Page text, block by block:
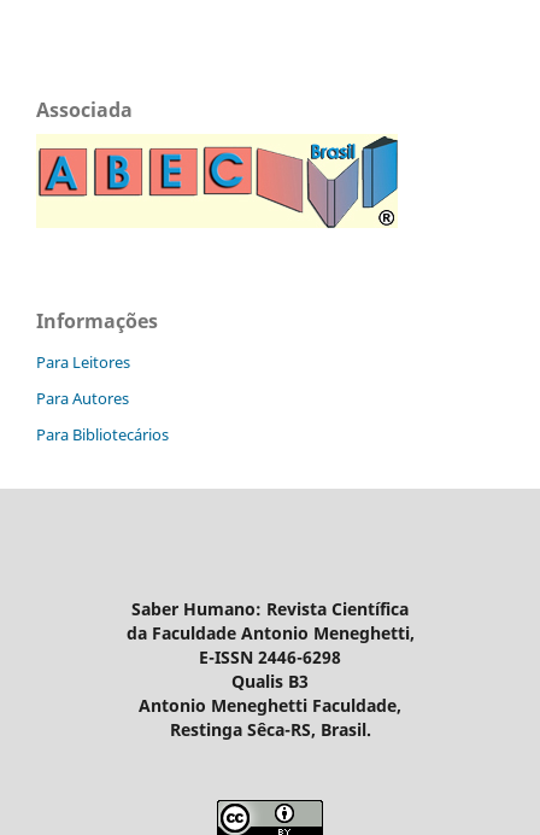
Associada
Informações
Para Leitores
Para Autores
Para Bibliotecários
Saber Humano: Revista Científica
da Faculdade Antonio Meneghetti,
E-ISSN 2446-6298
Qualis B3
Antonio Meneghetti Faculdade,
Restinga Sêca-RS, Brasil.